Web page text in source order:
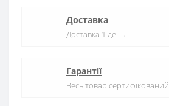
Доставка
Доставка 1 день
Гарантії
Весь товар сертифікований